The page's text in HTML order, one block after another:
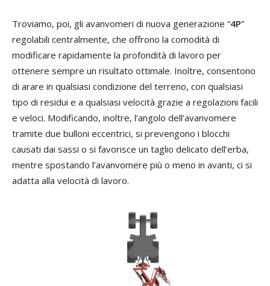
Troviamo, poi, gli avanvomeri di nuova generazione “4P”
regolabili centralmente, che offrono la comodità di
modificare rapidamente la profondità di lavoro per
ottenere sempre un risultato ottimale. Inoltre, consentono
di arare in qualsiasi condizione del terreno, con qualsiasi
tipo di residui e a qualsiasi velocità grazie a regolazioni facili
e veloci. Modificando, inoltre, l’angolo dell’avanvomere
tramite due bulloni eccentrici, si prevengono i blocchi
causati dai sassi o si favorisce un taglio delicato dell’erba,
mentre spostando l’avanvomere più o meno in avanti, ci si
adatta alla velocità di lavoro.